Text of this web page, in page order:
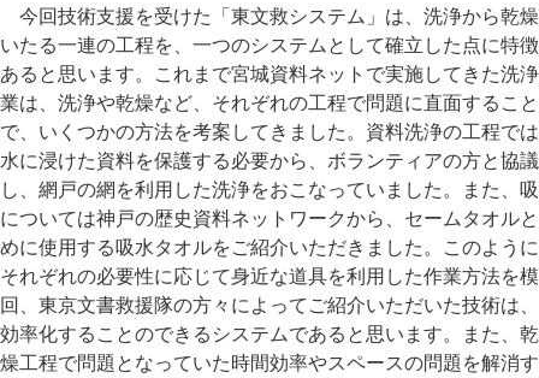
今回技術支援を受けた「東文救システム」は、洗浄から乾
いたる一連の工程を、一つのシステムとして確立した点に特
あると思います。これまで宮城資料ネットで実施してきた洗
業は、洗浄や乾燥など、それぞれの工程で問題に直面すること
で、いくつかの方法を考案してきました。資料洗浄の工程で
水に浸けた資料を保護する必要から、ボランティアの方と協議
し、網戸の網を利用した洗浄をおこなっていました。また、
については神戸の歴史資料ネットワークから、セームタオル
めに使用する吸水タオルをご紹介いただきました。このよう
それぞれの必要性に応じて身近な道具を利用した作業方法を
回、東京文書救援隊の方々によってご紹介いただいた技術は
効率化することのできるシステムであると思います。また、
燥工程で問題となっていた時間効率やスペースの問題を解消